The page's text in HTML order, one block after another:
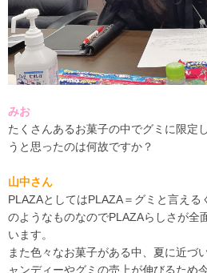
みお
たくさんあるお菓子の中でグミに限定
うと思ったのは何故ですか？
山中さん
PLAZAとしてはPLAZA＝グミと言える
のようなものなのでPLAZAらしさが全
います。
また色々なお菓子がある中、夏に近づ
ャンディーやグミの売上が伸びるため